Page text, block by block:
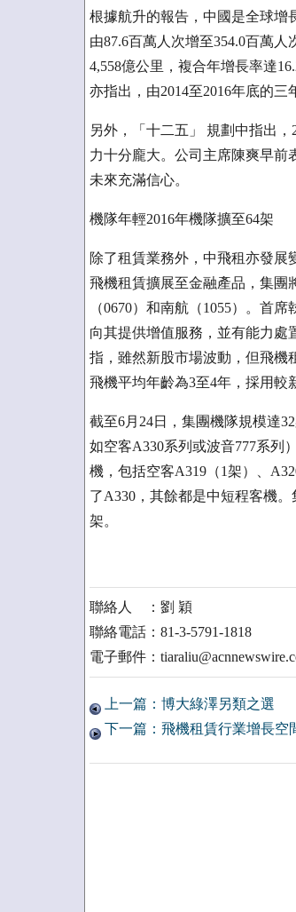
根據航升的報告，中國是全球增
由87.6百萬人次增至354.0百萬
4,558億公里，複合年增長率達
亦指出，由2014至2016年底的三
另外，「十二五」 規劃中指出
力十分龐大。公司主席陳爽早前
未來充滿信心。
機隊年輕2016年機隊擴至64架
除了租賃業務外，中飛租亦發
飛機租賃擴展至金融產品，集團
（0670）和南航（1055）。首
向其提供增值服務，並有能力處
指，雖然新股市場波動，但飛機
飛機平均年齡為3至4年，採用較
截至6月24日，集團機隊規模達
如空客A330系列或波音777系列
機，包括空客A319（1架）、
了A330，其餘都是中短程客機
架。
聯絡人 ：劉 穎
聯絡電話：81-3-5791-1818
電子郵件：
上一篇：博大綠澤另類之選
下一篇：飛機租賃行業增長空